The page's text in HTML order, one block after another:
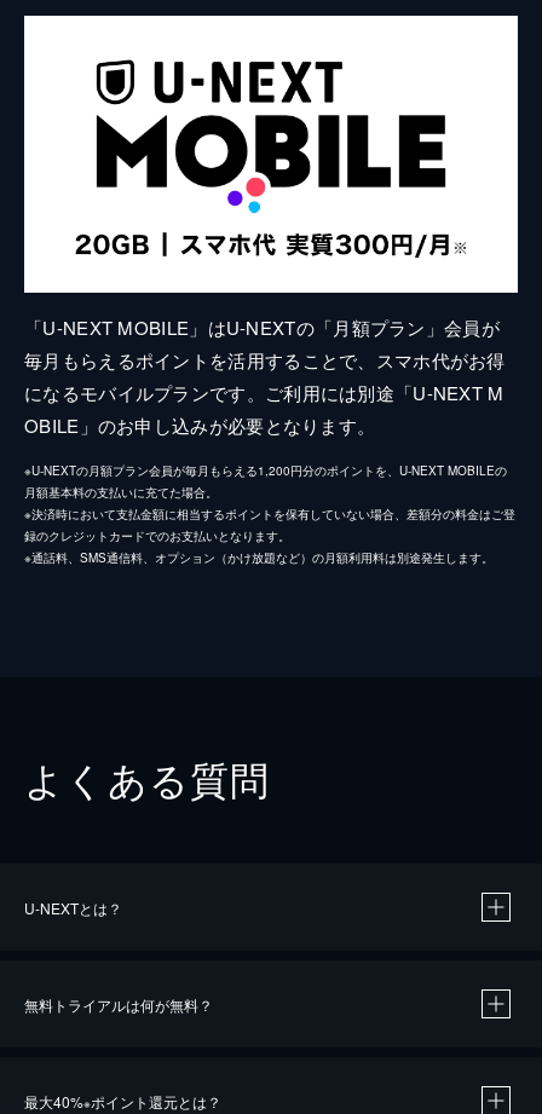
「U-NEXT MOBILE」はU-NEXTの「月額プラン」会員が
毎月もらえるポイントを活用することで、スマホ代がお得
になるモバイルプランです。ご利用には別途「U-NEXT M
OBILE」のお申し込みが必要となります。
※U-NEXTの月額プラン会員が毎月もらえる1,200円分のポイントを、U-NEXT MOBILEの
月額基本料の支払いに充てた場合。
※決済時において支払金額に相当するポイントを保有していない場合、差額分の料金はご登
録のクレジットカードでのお支払いとなります。
※通話料、SMS通信料、オプション（かけ放題など）の月額利用料は別途発生します。
よくある質問
U-NEXTとは？
無料トライアルは何が無料？
最大40%※ポイント還元とは？